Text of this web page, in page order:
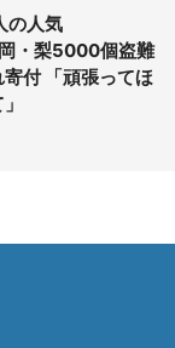
の人気
・梨5000個盗難
付 「頑張ってほ